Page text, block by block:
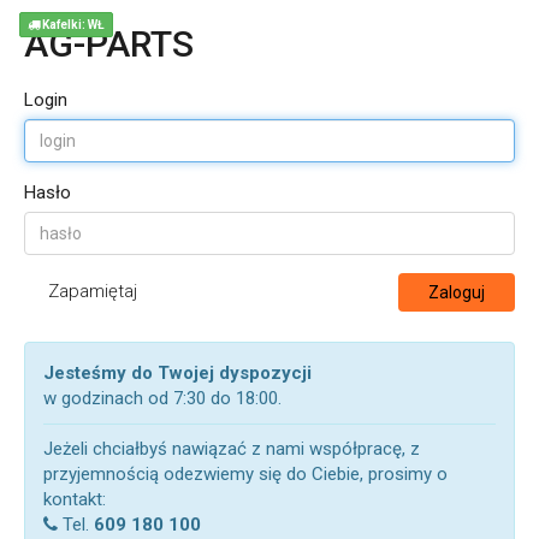
AG-PARTS
Login
Hasło
Zapamiętaj Zaloguj
Jesteśmy do Twojej dyspozycji
w godzinach od 7:30 do 18:00.
Jeżeli chciałbyś nawiązać z nami współpracę, z
przyjemnością odezwiemy się do Ciebie, prosimy o
kontakt:
Tel. 609 180 100
Kafelki: WŁ